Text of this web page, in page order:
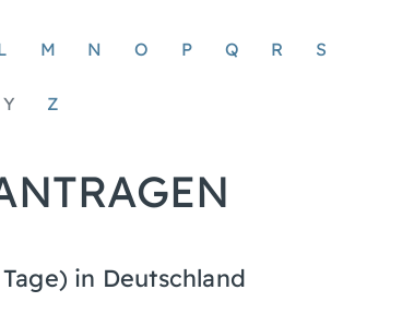
M N O P Q R S
Y Z
in Deutschland